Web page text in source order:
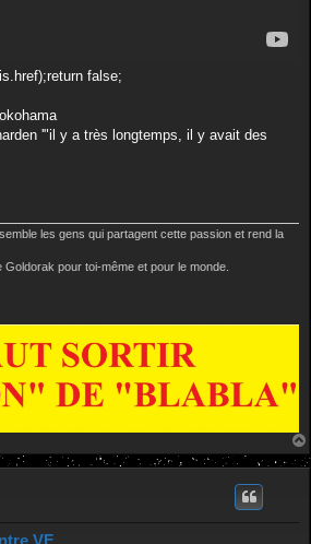
false;
'"il y a très longtemps, il y avait des
les gens qui partagent cette passion et rend la
pour toi-même et pour le monde.
VF